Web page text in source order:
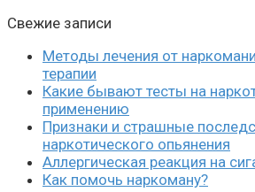
Свежие записи
Методы лечения от
терапии
Какие бывают тесты на
применению
Признаки и страшные
наркотического опьянения
Аллергическая реакция на
Как помочь наркоману?